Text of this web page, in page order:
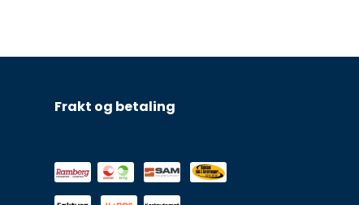
Frakt og betaling